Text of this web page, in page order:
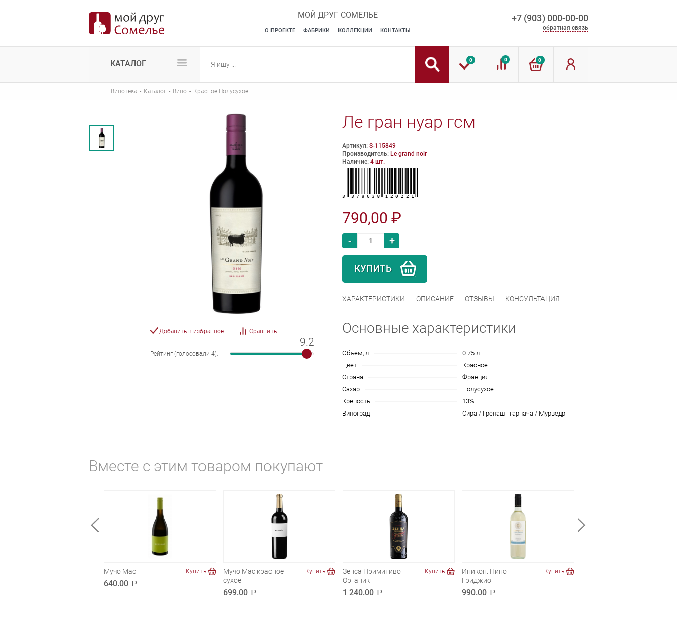
МОЙ ДРУГ СОМЕЛЬЕ
О ПРОЕКТЕ ФАБРИКИ КОЛЛЕКЦИИ КОНТАКТЫ
+7 (903) 000-00-00
обратная связь
КАТАЛОГ 0 0 0
Винотека · Каталог · Вино · Красное Полусухое
Добавить в избранное Сравнить
Рейтинг (голосовали4):
9.2
9.2
Ле гран нуар гсм
Артикул: S-115849
Производитель: Le grand noir
Наличие: 4 шт.
790,00 ₽
- +
КУПИТЬ
ХАРАКТЕРИСТИКИ ОПИСАНИЕ ОТЗЫВЫ КОНСУЛЬТАЦИЯ
Основные характеристики
Объём, л
0.75 л
Цвет
Красное
Страна
Франция
Сахар
Полусухое
Крепость
13%
Виноград
Сира / Гренаш - гарнача / Мурведр
Вместе с этим товаром покупают
Мучо Мас
640.00 a
Купить
Мучо Мас красное
сухое
699.00 a
Купить
Зенса Примитиво
Органик
1 240.00 a
Купить
Иникон. Пино
Гриджио
990.00 a
Купить